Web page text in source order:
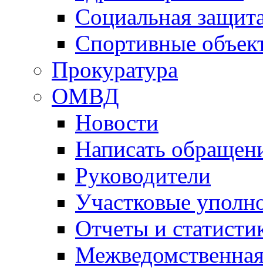
Социальная
Спортивные
Прокуратура
ОМВД
Новости
Написать
Руководители
Участковые
Отчеты и